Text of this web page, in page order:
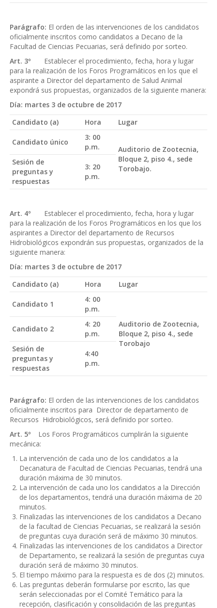
Parágrafo: El orden de las intervenciones de los candidatos
oficialmente inscritos como candidatos a Decano de la
Facultad de Ciencias Pecuarias, será definido por sorteo.
Art. 3º Establecer el procedimiento, fecha, hora y lugar
para la realización de los Foros Programáticos en los que el
aspirante a Director del departamento de Salud Animal
expondrá sus propuestas, organizados de la siguiente manera:
Día: martes 3 de octubre de 2017
Candidato (a)
Hora Lugar
Candidato único
3: 00
p.m.
Auditorio de Zootecnia,
Bloque 2, piso 4., sede
Torobajo.
Sesión de
preguntas y
respuestas
3: 20
p.m.
Art. 4º Establecer el procedimiento, fecha, hora y lugar
para la realización de los Foros Programáticos en los que los
aspirantes a Director del departamento de Recursos
Hidrobiológicos expondrán sus propuestas, organizados de la
siguiente manera:
Día: martes 3 de octubre de 2017
Candidato (a)
Hora Lugar
Candidato 1
4: 00
p.m.
Auditorio de Zootecnia,
Bloque 2, piso 4., sede
Torobajo
Candidato 2
4: 20
p.m.
Sesión de
preguntas y
respuestas
4:40
p.m.
Parágrafo: El orden de las intervenciones de los candidatos
oficialmente inscritos para Director de departamento de
Recursos Hidrobiológicos, será definido por sorteo.
Art. 5º Los Foros Programáticos cumplirán la siguiente
mecánica:
La intervención de cada uno de los candidatos a la
Decanatura de Facultad de Ciencias Pecuarias, tendrá una
duración máxima de 30 minutos.
La intervención de cada uno los candidatos a la Dirección
de los departamentos, tendrá una duración máxima de 20
minutos.
Finalizadas las intervenciones de los candidatos a Decano
de la facultad de Ciencias Pecuarias, se realizará la sesión
de preguntas cuya duración será de máximo 30 minutos.
Finalizadas las intervenciones de los candidatos a Director
de Departamento, se realizará la sesión de preguntas cuya
duración será de máximo 30 minutos.
El tiempo máximo para la respuesta es de dos (2) minutos.
Las preguntas deberán formularse por escrito, las que
serán seleccionadas por el Comité Temático para la
recepción, clasificación y consolidación de las preguntas